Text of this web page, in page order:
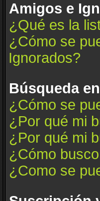
Amigos e
¿Qué es la
¿Cómo se
Ignorados?
Búsqueda
¿Cómo se
¿Por qué mi
¿Por qué mi
¿Cómo
¿Como se